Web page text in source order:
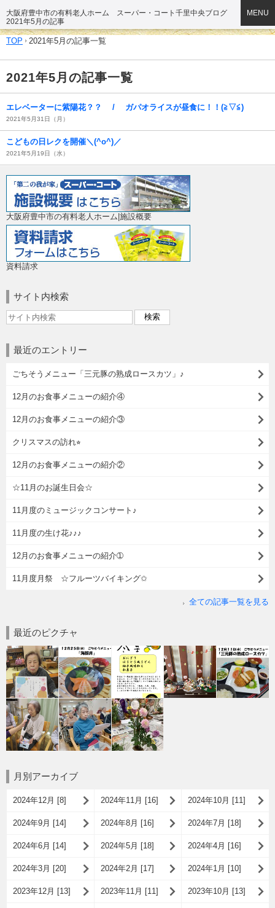
大阪府豊中市の有料老人ホーム スーパー・コート千里中央ブログ
2021年5月の記事
MENU
TOP 2021年5月の記事一覧
2021年5月の記事一覧
エレベーターに紫陽花？？ / ガパオライスが昼食に！！(≧▽≦)
2021年5月31日（月）
こどもの日レクを開催＼(^o^)／
2021年5月19日（水）
大阪府豊中市の有料老人ホーム|施設概要
資料請求
サイト内検索
最近のエントリー
ごちそうメニュー「三元豚の熟成ロースカツ」♪
12月のお食事メニューの紹介④
12月のお食事メニューの紹介③
クリスマスの訪れ⭐︎
12月のお食事メニューの紹介②
☆11月のお誕生日会☆
11月度のミュージックコンサート♪
11月度の生け花♪♪♪
12月のお食事メニューの紹介➀
11月度月祭 ☆フルーツバイキング✩
全ての記事一覧を見る
最近のピクチャ
月別アーカイブ
2024年12月 [8] 2024年11月 [16] 2024年10月 [11]
2024年9月 [14] 2024年8月 [16] 2024年7月 [18]
2024年6月 [14] 2024年5月 [18] 2024年4月 [16]
2024年3月 [20] 2024年2月 [17] 2024年1月 [10]
2023年12月 [13] 2023年11月 [11] 2023年10月 [13]